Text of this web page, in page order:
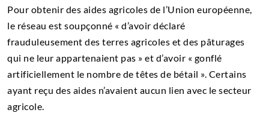
Pour obtenir des aides agricoles de l’Union européenne,
le réseau est soupçonné « d’avoir déclaré
frauduleusement des terres agricoles et des pâturages
qui ne leur appartenaient pas » et d’avoir « gonflé
artificiellement le nombre de têtes de bétail ». Certains
ayant reçu des aides n’avaient aucun lien avec le secteur
agricole.